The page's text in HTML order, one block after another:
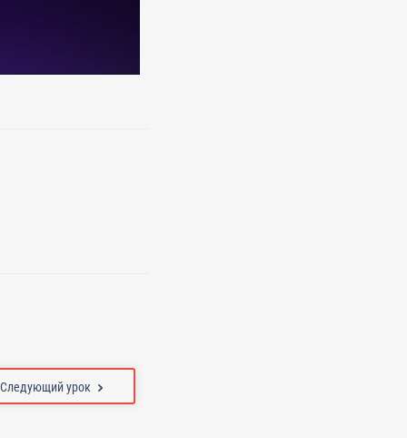
Следующий урок